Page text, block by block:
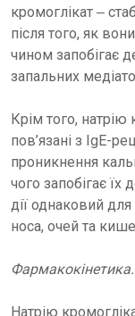
кромоглікат ‒
після того, як
чином запобігає
запальних
Крім того, натрію
пов’язані з IgE-
проникнення
чого запобігає їх
дії однаковий
носа, очей та
Фармакокінетика.
Натрію